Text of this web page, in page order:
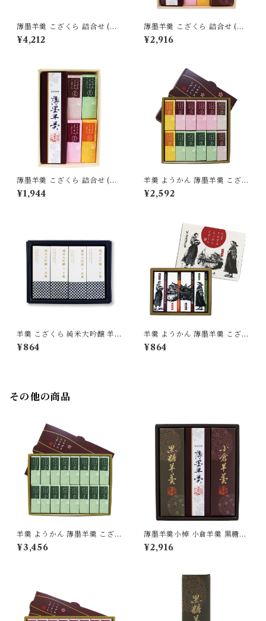
薄墨羊羹 こざくら 詰合せ (薄
墨羊羹小棹/小倉羊羹/薄墨羊羹
こざくら10本) 和菓子 デザー
¥4,212
薄墨羊羹 こざくら 詰合せ (薄
墨羊羹小棹/小倉羊羹/薄墨羊羹
こざくら4本) 和菓子 デザート
¥2,916
薄墨羊羹 こざくら 詰合せ (薄
墨羊羹小棹/薄墨羊羹こざくら
4本) 和菓子 デザート スイーツ
¥1,944
羊羹 ようかん 薄墨羊羹 こざく
ら 12個入 ひとくち 一口 ミニ
和菓子 デザート 贈り物 プレゼ
¥2,592
羊羹 こざくら 純米大吟醸 羊羹
4個入
¥864
羊羹 ようかん 薄墨羊羹 こざく
ら 松山 道後めぐり 4個入 愛媛
松山 茂本ヒデキチ コラボ 坊ち
¥864
その他の商品
羊羹 ようかん 薄墨羊羹 こざく
ら 抹茶 16個入
¥3,456
薄墨羊羹小棹 小倉羊羹 黒糖羊
羹 3本 詰合せ ご贈答 ギフト
プレゼント 御中元 御歳暮
¥2,916